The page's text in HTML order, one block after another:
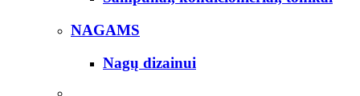
NAGAMS
Nagų dizainui